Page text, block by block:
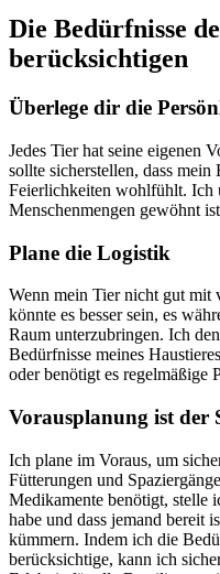
Die Bedürfnisse
berücksichtigen
Überlege dir die
Jedes Tier hat seine eigenen
sollte sicherstellen, dass
Feierlichkeiten wohlfühlt. Ich
Menschenmengen gewöhnt
Plane die Logistik
Wenn mein Tier nicht gut mit
könnte es besser sein, es
Raum unterzubringen. Ich
Bedürfnisse meines
oder benötigt es regelmäßige
Vorausplanung ist der
Ich plane im Voraus, um
Fütterungen und
Medikamente benötigt, stelle
habe und dass jemand bereit
kümmern. Indem ich die
berücksichtige, kann ich